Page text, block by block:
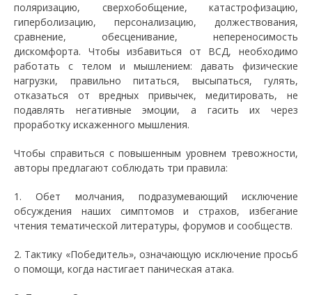
поляризацию, сверхобобщение, катастрофизацию,
гиперболизацию, персонализацию, должествования,
сравнение, обесценивание, непереносимость
дискомфорта. Чтобы избавиться от ВСД, необходимо
работать с телом и мышлением: давать физические
нагрузки, правильно питаться, высыпаться, гулять,
отказаться от вредных привычек, медитировать, не
подавлять негативные эмоции, а гасить их через
проработку искаженного мышления.
Чтобы справиться с повышенным уровнем тревожности,
авторы предлагают соблюдать три правила:
1. Обет молчания, подразумевающий исключение
обсуждения наших симптомов и страхов, избегание
чтения тематической литературы, форумов и сообществ.
2. Тактику «Победитель», означающую исключение просьб
о помощи, когда настигает паническая атака.